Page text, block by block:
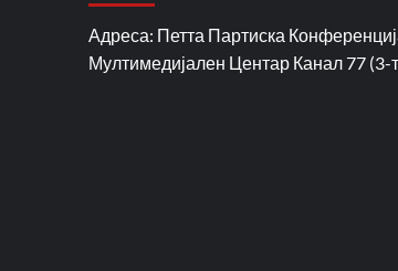
Адреса: Петта Партиска
Мултимедијален Центар Канал 77 (3-